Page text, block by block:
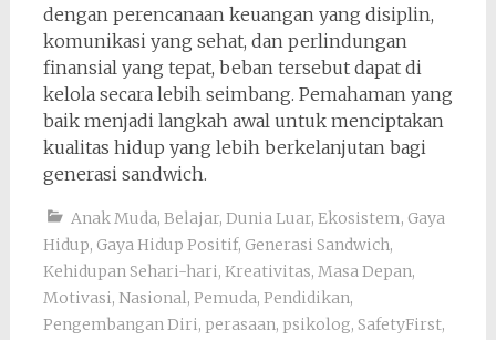
dengan perencanaan keuangan yang disiplin,
komunikasi yang sehat, dan perlindungan
finansial yang tepat, beban tersebut dapat di
kelola secara lebih seimbang. Pemahaman yang
baik menjadi langkah awal untuk menciptakan
kualitas hidup yang lebih berkelanjutan bagi
generasi sandwich.
Anak Muda, Belajar, Dunia Luar, Ekosistem, Gaya
Hidup, Gaya Hidup Positif, Generasi Sandwich,
Kehidupan Sehari-hari, Kreativitas, Masa Depan,
Motivasi, Nasional, Pemuda, Pendidikan,
Pengembangan Diri, perasaan, psikolog, SafetyFirst,